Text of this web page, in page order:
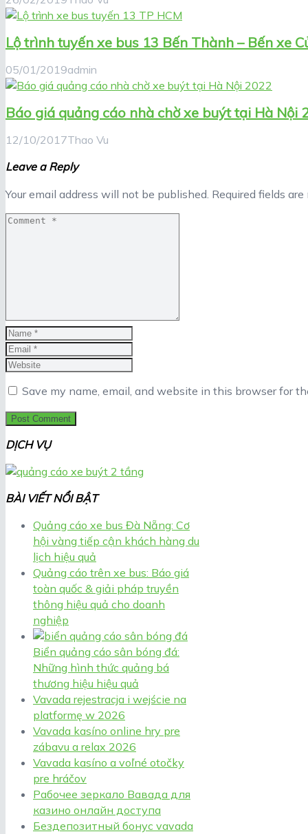
Lộ trình tuyến xe bus 13 Bến Thành – Bến xe
05/01/2019admin
Báo giá quảng cáo nhà chờ xe buýt tại Hà Nội
12/10/2017Thao Vu
Leave a Reply
Your email address will not be published. Required fields
Save my name, email, and website in this browser for
DỊCH VỤ
BÀI VIẾT NỔI BẬT
Quảng cáo xe bus Đà Nẵng: Cơ
hội vàng tiếp cận khách hàng du
lịch hiệu quả
Quảng cáo trên xe bus: Báo giá
toàn quốc & giải pháp truyền
thông hiệu quả cho doanh
nghiệp
Biển quảng cáo sân bóng đá:
Những hình thức quảng bá
thương hiệu hiệu quả
Vavada rejestracja i wejście na
platformę w 2026
Vavada kasíno online hry pre
zábavu a relax 2026
Vavada kasíno a voľné otočky
pre hráčov
Рабочее зеркало Вавада для
казино онлайн доступа
Бездепозитный бонус vavada